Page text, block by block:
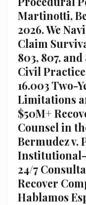
Martinotti,
2026. We
Claim
803, 807,
Civil
16.003 Two-
Limitations
$50M+
Counsel in
Bermudez v.
24/7
Recover
Hablamos